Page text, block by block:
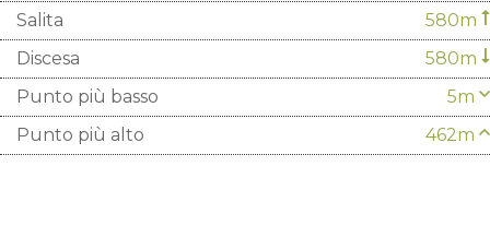
Salita
580m
Discesa
580m
Punto più basso
5m
Punto più alto
462m